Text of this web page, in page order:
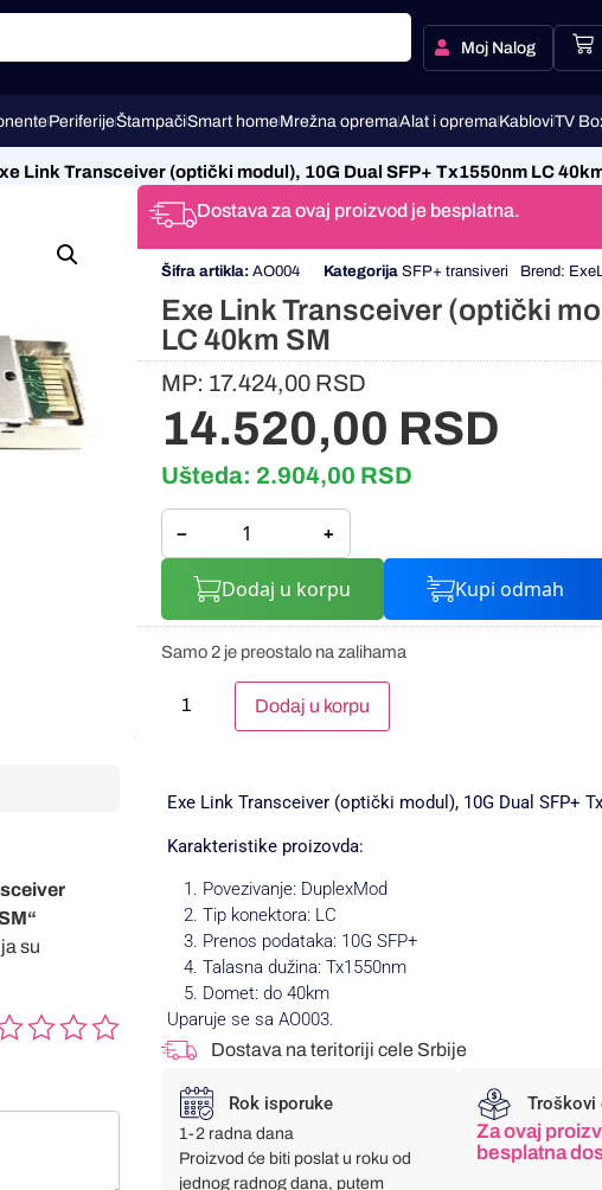
Moj Nalog
PeriferijeŠtampačiSmart homeMrežna opremaAlat i opremaKabloviTV
Link Transceiver (optički modul), 10G Dual SFP+ Tx1550nm LC
su
Dostava za ovaj proizvod je besplatna.
Šifra artikla: AO004 Kategorija SFP+ transiveri Brend:
Exe Link Transceiver (optički
LC 40km SM
MP: 17.424,00 RSD
14.520,00 RSD
Ušteda: 2.904,00 RSD
− +
Dodaj u korpu Kupi odmah
Samo 2 je preostalo na zalihama
Dodaj u korpu
Exe Link Transceiver (optički modul),10G Dual SFP+
Karakteristike proizovda:
Povezivanje: DuplexMod
Tip konektora: LC
Prenos podataka: 10G SFP+
Talasna dužina: Tx1550nm
Domet: do 40km
Uparuje se sa AO003.
Dostava na teritoriji cele Srbije
Rok isporuke
1-2 radna dana
Proizvod će biti poslat u roku od
jednog radnog dana, putem
Troškovi
Za ovaj
besplatna